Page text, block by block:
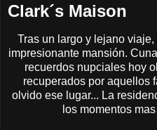
Clark´s Maison
Tras un largo y lejano
impresionante mansión.
recuerdos nupciales hoy
recuperados por aquellos
olvido ese lugar... La
los momentos